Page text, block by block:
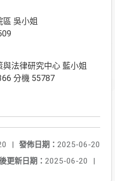
吳小姐
法律研究中心 藍小姐
分機 55787
發佈日期： 2025-06-20
|
更新日期： 2025-06-20 |